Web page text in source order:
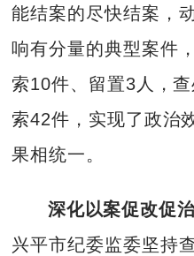
能结案的尽快结案，
响有分量的典型案件
索10件、留置3人，
索42件，实现了政治
果相统一。
深化以案促改促
兴平市纪委监委坚持